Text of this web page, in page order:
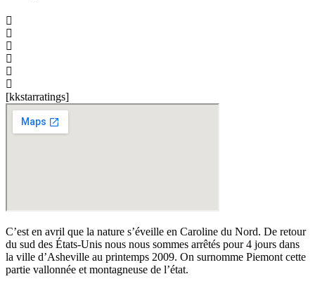
[kkstarratings]
C’est en avril que la nature s’éveille en Caroline du Nord. De retour
du sud des États-Unis nous nous sommes arrêtés pour 4 jours dans
la ville d’Asheville au printemps 2009. On surnomme Piemont cette
partie vallonnée et montagneuse de l’état.